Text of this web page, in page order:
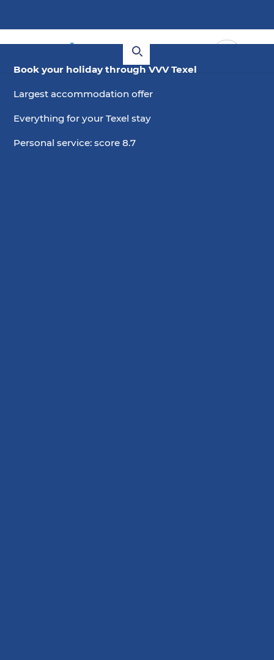
Book your holiday through VVV Texel
Largest accommodation offer
Everything for your Texel stay
Personal service: score 8.7